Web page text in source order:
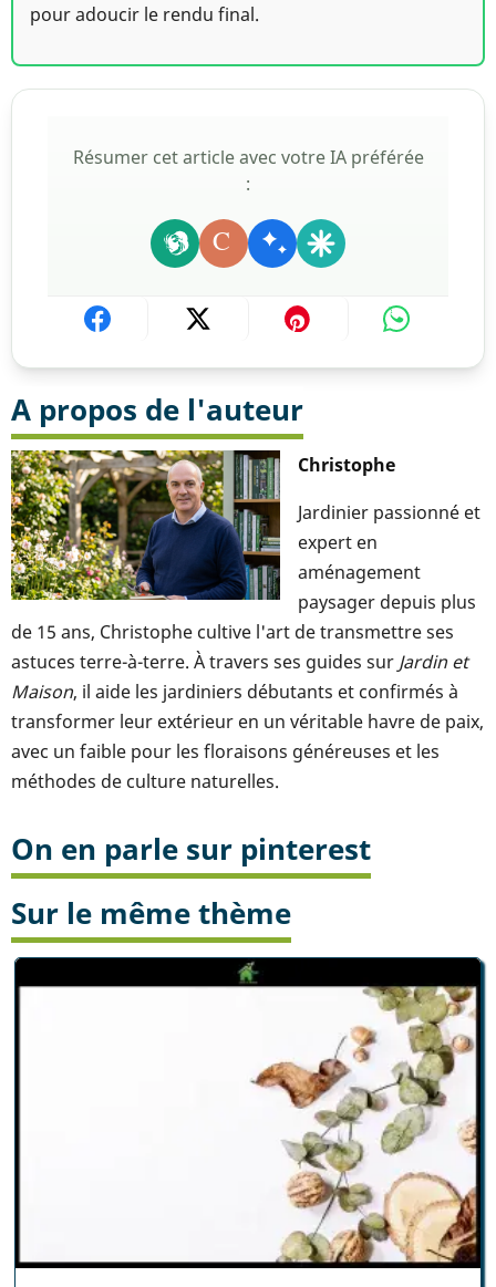
pour adoucir le rendu final.
Résumer cet article avec votre IA préférée
:
C
A propos de l'auteur
Christophe
Jardinier passionné et
expert en
aménagement
paysager depuis plus
de 15 ans, Christophe cultive l'art de transmettre ses
astuces terre-à-terre. À travers ses guides sur Jardin et
Maison, il aide les jardiniers débutants et confirmés à
transformer leur extérieur en un véritable havre de paix,
avec un faible pour les floraisons généreuses et les
méthodes de culture naturelles.
On en parle sur pinterest
Sur le même thème